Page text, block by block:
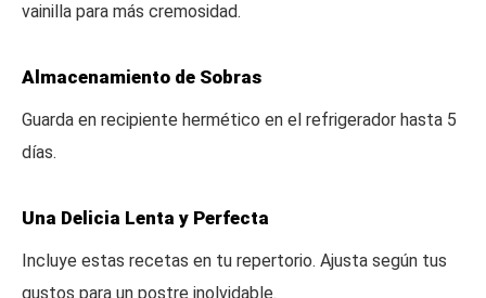
vainilla para más cremosidad.
Almacenamiento de Sobras
Guarda en recipiente hermético en el refrigerador hasta 5
días.
Una Delicia Lenta y Perfecta
Incluye estas recetas en tu repertorio. Ajusta según tus
gustos para un postre inolvidable.